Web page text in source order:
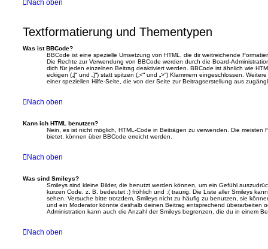
Nach oben
Textformatierung und Thementypen
Was ist BBCode?
BBCode ist eine spezielle Umsetzung von HTML, die dir weitreichende
Die Rechte zur Verwendung von BBCode werden durch die Board-
dich für jeden einzelnen Beitrag deaktiviert werden. BBCode ist ähnlich wie
eckigen („[“ und „]“) statt spitzen („<“ und „>“) Klammern eingeschlossen.
einer speziellen Hilfe-Seite, die von der Seite zur Beitragserstellung aus
Nach oben
Kann ich HTML benutzen?
Nein, es ist nicht möglich, HTML-Code in Beiträgen zu verwenden. Die meisten
bietet, können über BBCode erreicht werden.
Nach oben
Was sind Smileys?
Smileys sind kleine Bilder, die benutzt werden können, um ein Gefühl
kurzen Code, z. B. bedeutet :) fröhlich und :( traurig. Die Liste aller Smileys
sehen. Versuche bitte trotzdem, Smileys nicht zu häufig zu benutzen, sie
und ein Moderator könnte deshalb deinen Beitrag entsprechend überarbeiten
Administration kann auch die Anzahl der Smileys begrenzen, die du in einem
Nach oben